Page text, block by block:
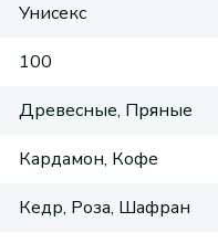
Унисекс
100
Древесные, Пряные
Кардамон, Кофе
Кедр, Роза, Шафран